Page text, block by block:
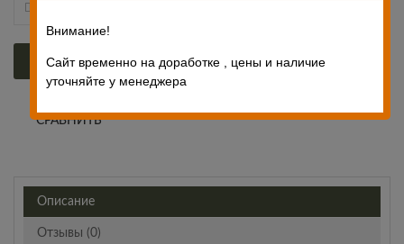
В КОРЗИНУ
СРАВНИТЬ
Описание
Отзывы (0)
Внимание!
Сайт временно на доработке , цены и наличие
уточняйте у менеджера